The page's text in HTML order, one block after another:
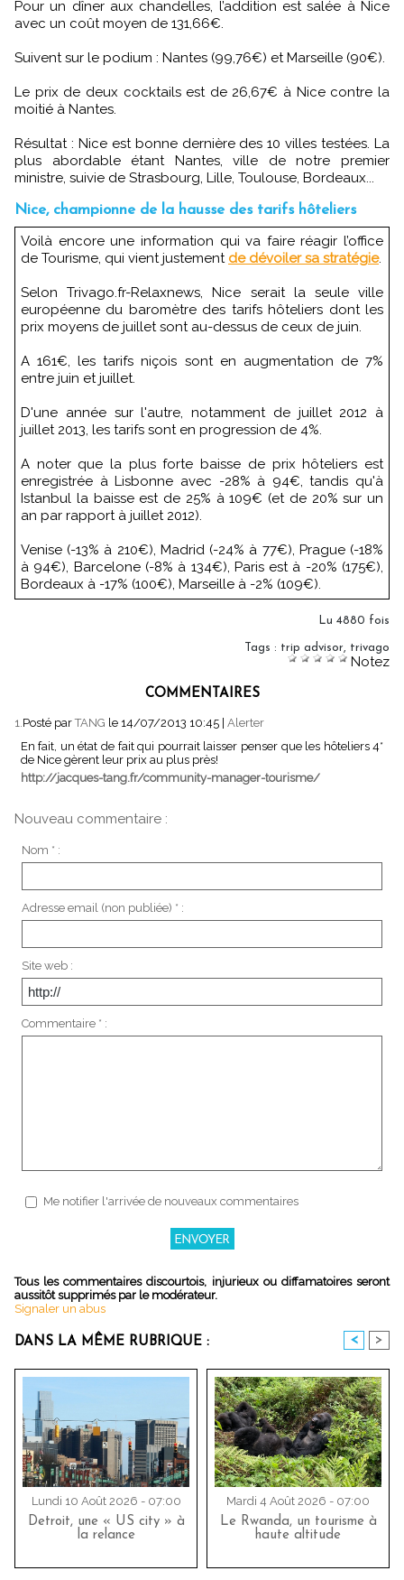
Pour un dîner aux chandelles, l’addition est salée à Nice
avec un coût moyen de 131,66€.
Suivent sur le podium : Nantes (99,76€) et Marseille (90€).
Le prix de deux cocktails est de 26,67€ à Nice contre la
moitié à Nantes.
Résultat : Nice est bonne dernière des 10 villes testées. La
plus abordable étant Nantes, ville de notre premier
ministre, suivie de Strasbourg, Lille, Toulouse, Bordeaux...
Nice, championne de la hausse des tarifs hôteliers
Voilà encore une information qui va faire réagir l’office
de Tourisme, qui vient justement de dévoiler sa stratégie.
Selon Trivago.fr-Relaxnews, Nice serait la seule ville
européenne du baromètre des tarifs hôteliers dont les
prix moyens de juillet sont au-dessus de ceux de juin.
A 161€, les tarifs niçois sont en augmentation de 7%
entre juin et juillet.
D'une année sur l'autre, notamment de juillet 2012 à
juillet 2013, les tarifs sont en progression de 4%.
A noter que la plus forte baisse de prix hôteliers est
enregistrée à Lisbonne avec -28% à 94€, tandis qu'à
Istanbul la baisse est de 25% à 109€ (et de 20% sur un
an par rapport à juillet 2012).
Venise (-13% à 210€), Madrid (-24% à 77€), Prague (-18%
à 94€), Barcelone (-8% à 134€), Paris est à -20% (175€),
Bordeaux à -17% (100€), Marseille à -2% (109€).
Lu 4880 fois
Tags : trip advisor trivago
Notez
COMMENTAIRES
1. Posté parTANG le 14/07/2013 10:45 | Alerter
En fait, un état de fait qui pourrait laisser penser que les hôteliers 4*
de Nice gèrent leur prix au plus près!
http://jacques-tang.fr/community-manager-tourisme/
Nouveau commentaire :
Nom * :
Adresse email (non publiée) * :
Site web :
Commentaire * :
Me notifier l'arrivée de nouveaux commentaires
Tous les commentaires discourtois, injurieux ou diffamatoires seront
aussitôt supprimés par le modérateur.
Signaler un abus
DANS LA MÊME RUBRIQUE : < >
Lundi 10 Août 2026 - 07:00
Detroit, une « US city » à
la relance
Mardi 4 Août 2026 - 07:00
Le Rwanda, un tourisme à
haute altitude